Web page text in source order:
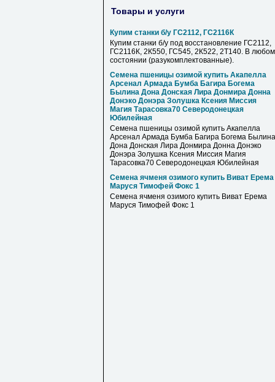
Товары и услуги
Купим станки б/у ГС2112, ГС2116К
Купим станки б/у под восстановление ГС2112,
ГС2116К, 2К550, ГС545, 2К522, 2Т140. В любом
состоянии (разукомплектованные).
Семена пшеницы озимой купить Акапелла
Арсенал Армада Бумба Багира Богема
Былина Дона Донская Лира Донмира Донна
Донэко Донэра Золушка Ксения Миссия
Магия Тарасовка70 Северодонецкая
Юбилейная
Семена пшеницы озимой купить Акапелла
Арсенал Армада Бумба Багира Богема Былина
Дона Донская Лира Донмира Донна Донэко
Донэра Золушка Ксения Миссия Магия
Тарасовка70 Северодонецкая Юбилейная
Семена ячменя озимого купить Виват Ерема
Маруся Тимофей Фокс 1
Семена ячменя озимого купить Виват Ерема
Маруся Тимофей Фокс 1